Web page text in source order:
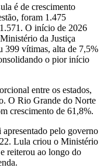
é de crescimento
foram 1.475
O início de 2026
da Justiça
399 vítimas, alta de 7,5%
o pior início
entre os estados,
O Rio Grande do Norte
crescimento de 61,8%.
pelo governo
Lula criou o Ministério
reiterou ao longo do